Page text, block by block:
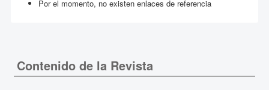
Por el momento, no existen enlaces de referencia
Contenido de la Revista